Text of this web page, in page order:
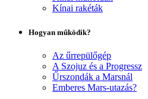
Kínai rakéták
Hogyan működik?
Az űrrepülőgép
A Szojuz és a Progressz
Űrszondák a Marsnál
Emberes Mars-utazás?